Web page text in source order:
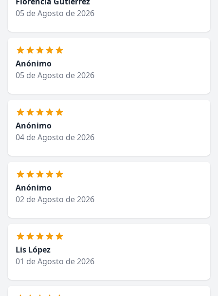
05 de Agosto de 2026
Anónimo
05 de Agosto de 2026
Anónimo
04 de Agosto de 2026
Anónimo
02 de Agosto de 2026
Lis López
01 de Agosto de 2026